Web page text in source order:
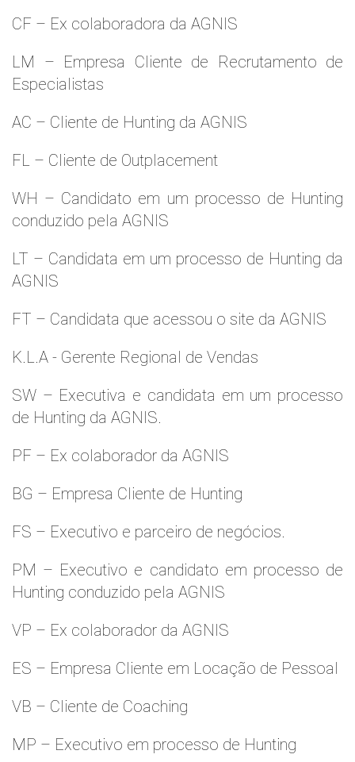
CF – Ex colaboradora da AGNIS
LM – Empresa Cliente de Recrutamento de
Especialistas
AC – Cliente de Hunting da AGNIS
FL – Cliente de Outplacement
WH – Candidato em um processo de Hunting
conduzido pela AGNIS
LT – Candidata em um processo de Hunting da
AGNIS
FT – Candidata que acessou o site da AGNIS
K.L.A - Gerente Regional de Vendas
SW – Executiva e candidata em um processo
de Hunting da AGNIS.
PF – Ex colaborador da AGNIS
BG – Empresa Cliente de Hunting
FS – Executivo e parceiro de negócios.
PM – Executivo e candidato em processo de
Hunting conduzido pela AGNIS
VP – Ex colaborador da AGNIS
ES – Empresa Cliente em Locação de Pessoal
VB – Cliente de Coaching
MP – Executivo em processo de Hunting